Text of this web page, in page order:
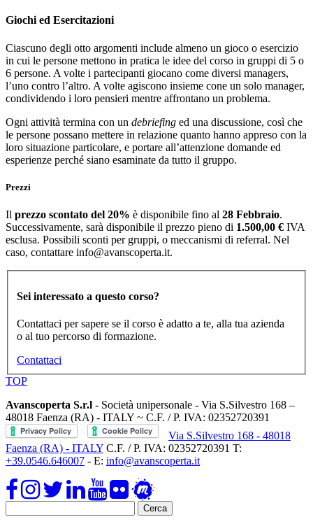
Giochi ed Esercitazioni
Ciascuno degli otto argomenti include almeno un gioco o esercizio
in cui le persone mettono in pratica le idee del corso in gruppi di 5 o
6 persone. A volte i partecipanti giocano come diversi managers,
l’uno contro l’altro. A volte agiscono insieme cone un solo manager,
condividendo i loro pensieri mentre affrontano un problema.
Ogni attività termina con un debriefing ed una discussione, così che
le persone possano mettere in relazione quanto hanno appreso con la
loro situazione particolare, e portare all’attenzione domande ed
esperienze perché siano esaminate da tutto il gruppo.
Prezzi
Il prezzo scontato del 20% è disponibile fino al 28 Febbraio.
Successivamente, sarà disponibile il prezzo pieno di 1.500,00 € IVA
esclusa. Possibili sconti per gruppi, o meccanismi di referral. Nel
caso, contattare info@avanscoperta.it.
Sei interessato a questo corso?
Contattaci per sapere se il corso è adatto a te, alla tua azienda
o al tuo percorso di formazione.
Contattaci
TOP
Avanscoperta S.r.l - Società unipersonale - Via S.Silvestro 168 –
48018 Faenza (RA) - ITALY ~ C.F. / P. IVA: 02352720391
Via S.Silvestro 168 - 48018
Faenza (RA) - ITALY C.F. / P. IVA: 02352720391 T:
+39.0546.646007 - E: info@avanscoperta.it